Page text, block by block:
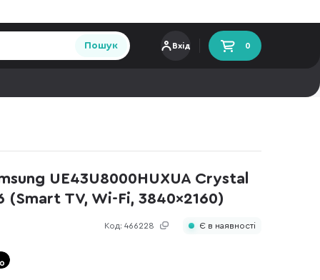
Пошук Вхід 0
UE43U8000HUXUA Crystal
(Smart TV, Wi-Fi, 3840x2160)
Код: 466228 Є в наявності